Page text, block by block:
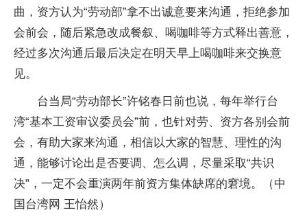
曲，资方认为“劳动部”拿不出诚意要来沟通，拒绝参加
会前会，随后紧急改成餐叙、喝咖啡等方式释出善意，
经过多次沟通后最后决定在明天早上喝咖啡来交换意
见。
台当局“劳动部长”许铭春日前也说，每年举行台
湾“基本工资审议委员会”前，也针对劳、资方各别会前
会，有助大家来沟通，相信以大家的智慧、理性的沟
通，能够讨论出是否要调、怎么调，尽量采取“共识
决”，一定不会重演两年前资方集体缺席的窘境。（中
国台湾网 王怡然）